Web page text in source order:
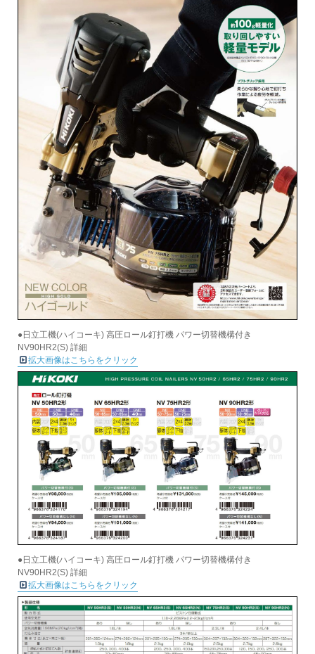
●日立工機(ハイコーキ) 高圧ロール釘打機 パワー切替機構付き
NV90HR2(S) 詳細
拡大画像はこちらをクリック
●日立工機(ハイコーキ) 高圧ロール釘打機 パワー切替機構付き
NV90HR2(S) 詳細
拡大画像はこちらをクリック